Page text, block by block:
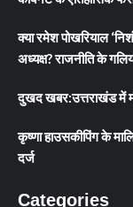
क्या रमेश पोखरियाल
अध्यक्ष? राजनीति के
दुखद खबर:उत्तराखंड में
कृष्णा हाउसकीपिंग के
दर्ज
Categories